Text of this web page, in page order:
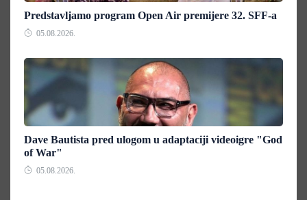
Predstavljamo program Open Air premijere 32. SFF-a
05.08.2026.
Dave Bautista pred ulogom u adaptaciji videoigre "God
of War"
05.08.2026.